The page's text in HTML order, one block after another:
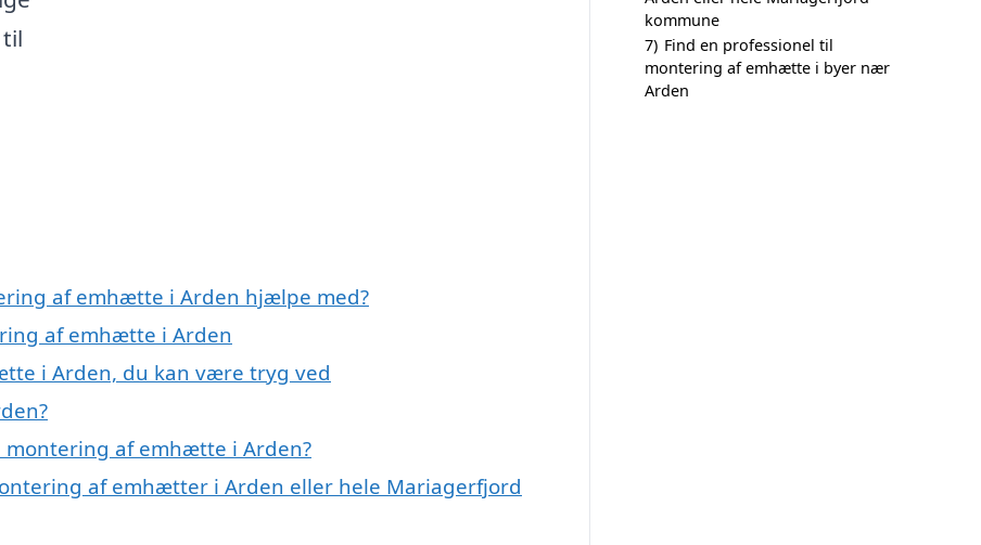
af emhætte i Arden hjælpe med?
af emhætte i Arden
i Arden, du kan være tryg ved
af emhætte i Arden?
af emhætter i Arden eller hele Mariagerfjord
kommune
7) Find en professionel til
montering af emhætte i byer nær
Arden